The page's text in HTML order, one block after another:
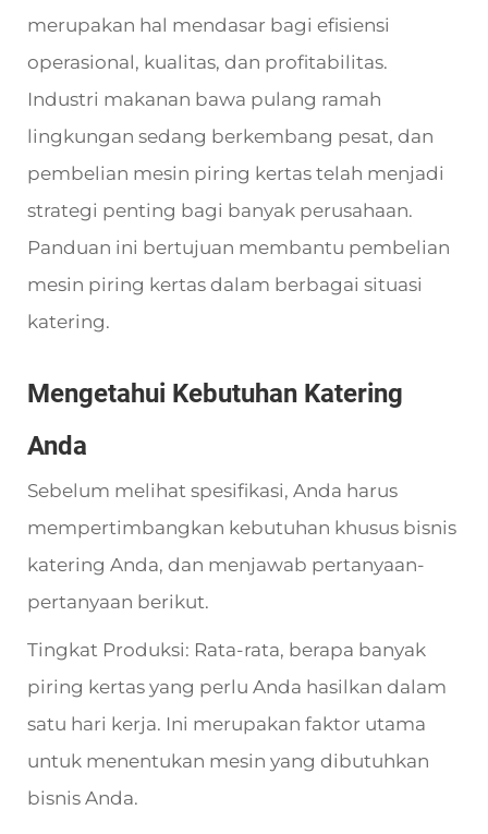
merupakan hal mendasar bagi efisiensi
operasional, kualitas, dan profitabilitas.
Industri makanan bawa pulang ramah
lingkungan sedang berkembang pesat, dan
pembelian mesin piring kertas telah menjadi
strategi penting bagi banyak perusahaan.
Panduan ini bertujuan membantu pembelian
mesin piring kertas dalam berbagai situasi
katering.
Mengetahui Kebutuhan Katering
Anda
Sebelum melihat spesifikasi, Anda harus
mempertimbangkan kebutuhan khusus bisnis
katering Anda, dan menjawab pertanyaan-
pertanyaan berikut.
Tingkat Produksi: Rata-rata, berapa banyak
piring kertas yang perlu Anda hasilkan dalam
satu hari kerja. Ini merupakan faktor utama
untuk menentukan mesin yang dibutuhkan
bisnis Anda.